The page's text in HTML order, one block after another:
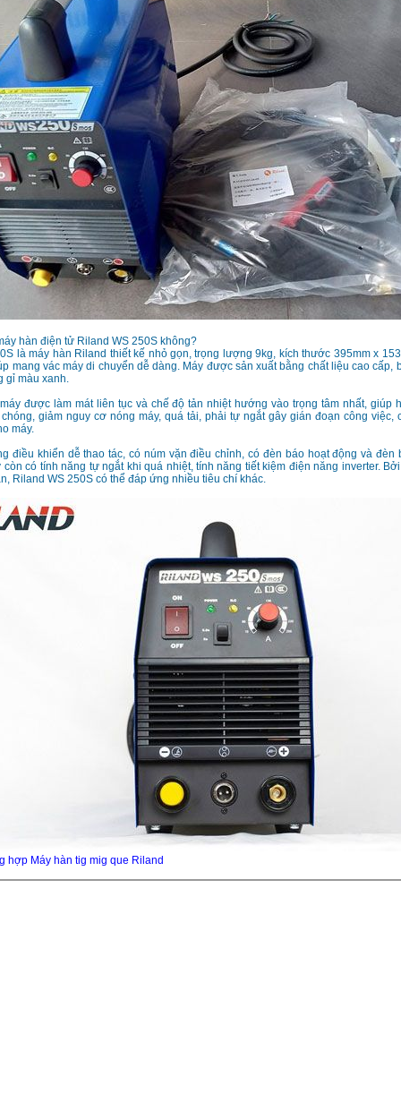
hàn điện tử Riland WS 250S không?
là máy hàn Riland thiết kế nhỏ gọn, trọng lượng 9kg, kích thước 395mm x
mang vác máy di chuyển dễ dàng. Máy được sản xuất bằng chất liệu cao cấp,
gỉ màu xanh.
được làm mát liên tục và chế độ tản nhiệt hướng vào trọng tâm nhất, giúp
giảm nguy cơ nóng máy, quá tải, phải tự ngắt gây gián đoạn công việc,
máy.
điều khiển dễ thao tác, có núm vặn điều chỉnh, có đèn báo hoạt động và đèn
còn có tính năng tự ngắt khi quá nhiệt, tính năng tiết kiệm điện năng inverter.
Riland WS 250S có thể đáp ứng nhiều tiêu chí khác.
hợp Máy hàn tig mig que Riland